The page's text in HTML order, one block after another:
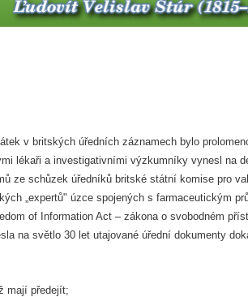
v britských úředních záznamech bylo
lékaři a investigativními výzkumníky vynesl na
ze schůzek úředníků britské státní komise pro
„expertů" úzce spojených s farmaceutickým
of Information Act – zákona o svobodném
na světlo 30 let utajované úřední dokumenty
mají předejít;